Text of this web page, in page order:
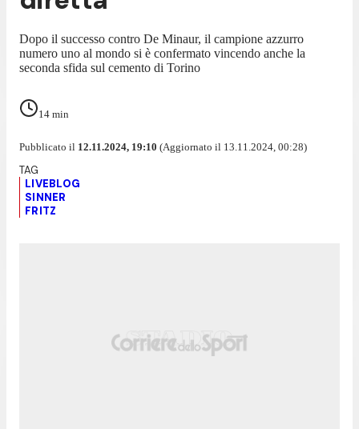
Dopo il successo contro De Minaur, il campione azzurro
numero uno al mondo si è confermato vincendo anche la
seconda sfida sul cemento di Torino
14 min
Pubblicato il 12.11.2024, 19:10 (Aggiornato il 13.11.2024, 00:28)
LIVEBLOG
SINNER
FRITZ